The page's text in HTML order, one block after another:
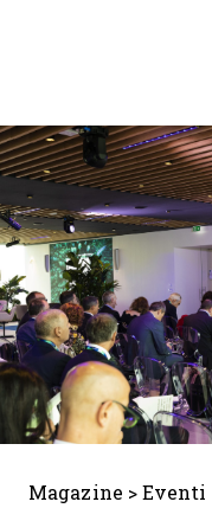
Magazine >Eventi